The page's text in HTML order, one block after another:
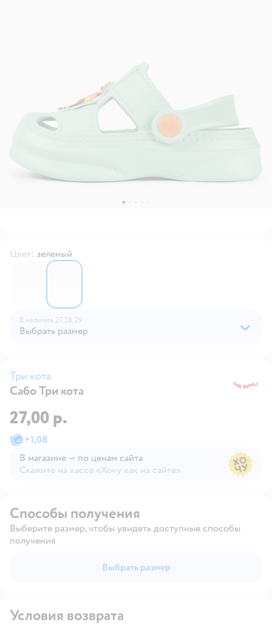
Цвет: зеленый
67457296745728
В наличии 27, 28, 29
Выбрать размер
Три кота
Сабо Три кота
27,00 р.
+1,08
В магазине — по ценам сайта
Скажите на кассе «Хочу как на сайте»
Способы получения
Выберите размер, чтобы увидеть доступные способы
получения
Выбрать размер
Условия возврата